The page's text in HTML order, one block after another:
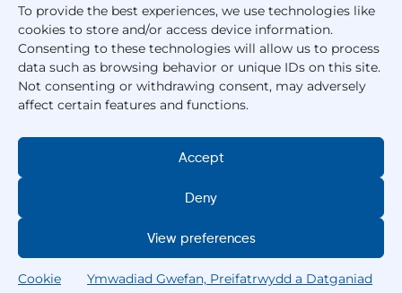
To provide the best experiences, we use technologies like
cookies to store and/or access device information.
Consenting to these technologies will allow us to process
data such as browsing behavior or unique IDs on this site.
Not consenting or withdrawing consent, may adversely
affect certain features and functions.
Accept
Deny
View preferences
Cookie Ymwadiad Gwefan, Preifatrwydd a Datganiad
+44 1437 753 000
Coleg Sir Benfro